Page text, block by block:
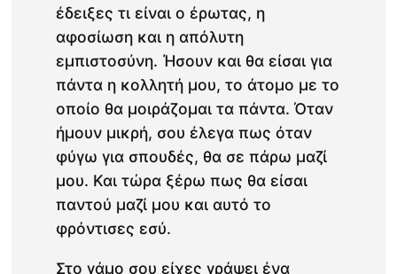
έδειξες τι είναι ο έρωτας, η
αφοσίωση και η απόλυτη
εμπιστοσύνη. Ήσουν και θα είσαι για
πάντα η κολλητή μου, το άτομο με το
οποίο θα μοιράζομαι τα πάντα. Όταν
ήμουν μικρή, σου έλεγα πως όταν
φύγω για σπουδές, θα σε πάρω μαζί
μου. Και τώρα ξέρω πως θα είσαι
παντού μαζί μου και αυτό το
φρόντισες εσύ.
Στο γάμο σου είχες γράψει ένα